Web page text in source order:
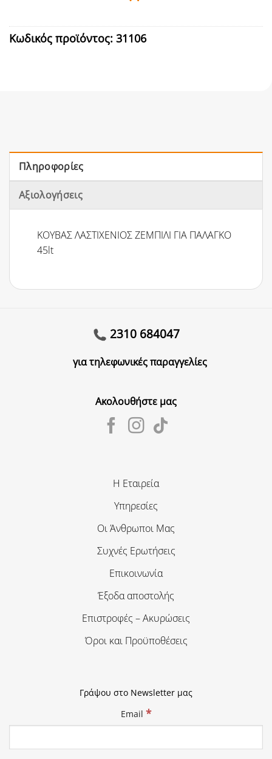
Κωδικός προϊόντος: 31106
Πληροφορίες
Αξιολογήσεις
ΚΟΥΒΑΣ ΛΑΣΤΙΧΕΝΙΟΣ ΖΕΜΠΙΛΙ ΓΙΑ ΠΑΛΑΓΚΟ
45lt
2310 684047
για τηλεφωνικές παραγγελίες
Ακολουθήστε μας
Η Εταιρεία
Υπηρεσίες
Οι Άνθρωποι Μας
Συχνές Ερωτήσεις
Επικοινωνία
Έξοδα αποστολής
Επιστροφές – Ακυρώσεις
Όροι και Προϋποθέσεις
Γράψου στο Newsletter μας
Email *